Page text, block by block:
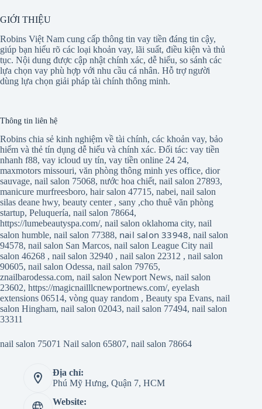
GIỚI THIỆU
Robins Việt Nam cung cấp thông tin vay tiền đáng tin cậy,
giúp bạn hiểu rõ các loại khoản vay, lãi suất, điều kiện và thủ
tục. Nội dung được cập nhật chính xác, dễ hiểu, so sánh các
lựa chọn vay phù hợp với nhu cầu cá nhân. Hỗ trợ người
dùng lựa chọn giải pháp tài chính thông minh.
Thông tin liên hệ
Robins chia sẻ kinh nghiệm về tài chính, các khoản vay, bảo
hiểm và thẻ tín dụng dễ hiểu và chính xác. Đối tác: vay tiền
nhanh f88, vay icloud uy tín, vay tiền online 24 24,
maxmotors missouri, văn phòng thông minh yes office, dior
sauvage, nail salon 75068, nước hoa chiết, nail salon 27893,
manicure murfreesboro, hair salon 47715, nabei, nail salon
silas deane hwy, beauty center, sany ,cho thuê văn phòng
startup, Peluquería, nail salon 78664,
https://lumebeautyspa.com/, nail salon oklahoma city, nail
salon humble, nail salon 77388, nail salon 33948,nail salon
94578, nail salon San Marcos, nail salon League City nail
salon 46268 , nail salon 32940 , nail salon 22312 , nail salon
90605, nail salon Odessa, nail salon 79765,
znailbarodessa.com, nail salon Newport News, nail salon
23602, https://magicnailllcnewportnews.com/, eyelash
extensions 06514, vòng quay random , Beauty spa Evans, nail
salon Hingham, nail salon 02043, nail salon 77494, nail salon
33311
nail salon 75071 Nail salon 65807, nail salon 78664
Địa chỉ:
Phú Mỹ Hưng, Quận 7, HCM
Website: